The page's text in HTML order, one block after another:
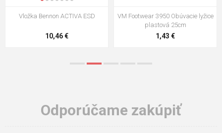
Vložka Bennon ACTIVA ESD
10,46 €
VM Footwear 3950 Obúvacie lyžice
plastová 25cm
1,43 €
Odporúčame zakúpiť